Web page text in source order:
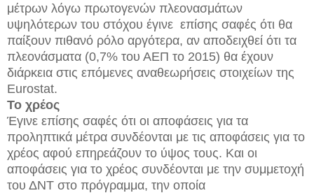
μέτρων λόγω πρωτογενών πλεονασμάτων
υψηλότερων του στόχου έγινε επίσης σαφές ότι θα
παίξουν πιθανό ρόλο αργότερα, αν αποδειχθεί ότι τα
πλεονάσματα (0,7% του ΑΕΠ το 2015) θα έχουν
διάρκεια στις επόμενες αναθεωρήσεις στοιχείων της
Eurostat.
Το χρέος
Έγινε επίσης σαφές ότι οι αποφάσεις για τα
προληπτικά μέτρα συνδέονται με τις αποφάσεις για το
χρέος αφού επηρεάζουν το ύψος τους. Και οι
αποφάσεις για το χρέος συνδέονται με την συμμετοχή
του ΔΝΤ στο πρόγραμμα, την οποία